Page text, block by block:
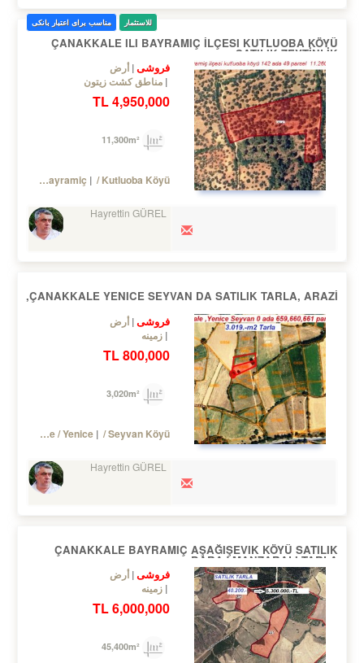
للاستثمار مناسب برای اعتبار بانکی
ÇANAKKALE ILI BAYRAMIÇ İLÇESI KUTLUOBA KÖYÜ
SATILIK ZEYTİNLİK
فروشی أرض
مناطق کشت زیتون
4,950,000 TL
Turkey Çanakkale / Bayramiç / Kutluoba Köyü
Hayrettin GÜREL
ÇANAKKALE YENICE SEYVAN DA SATILIK TARLA, ARAZİ,
فروشی أرض
زمینه
800,000 TL
Turkey Çanakkale / Yenice / Seyvan Köyü
Hayrettin GÜREL
ÇANAKKALE BAYRAMIÇ AŞAĞIŞEVIK KÖYÜ SATILIK
BARAJ MANZARALI TARLA
فروشی أرض
زمینه
6,000,000 TL